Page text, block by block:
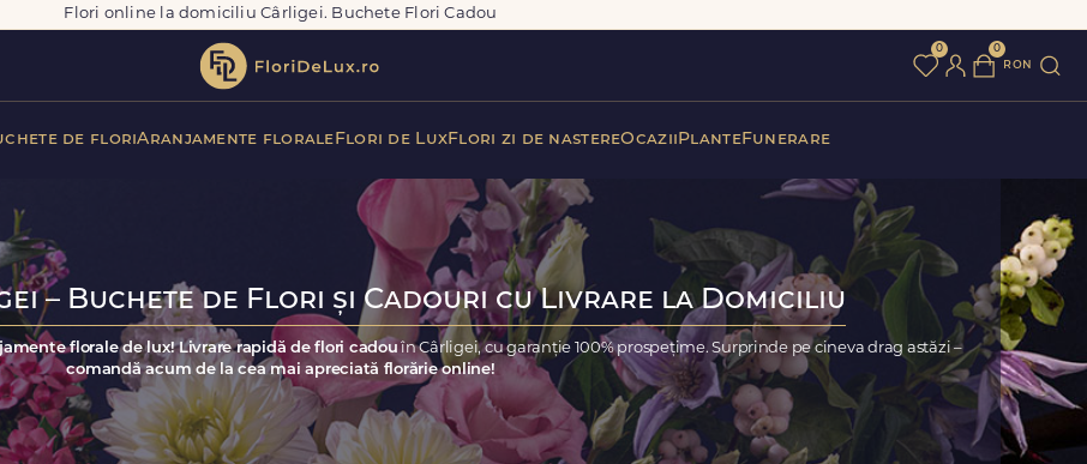
Flori online la domiciliu Cârligei. Buchete Flori Cadou
0 0
ron
de floriAranjamente florale Flori de LuxFlori zi de nastereOcazii PlanteFunerare
– Buchete de Flori și Cadouri cu Livrare la Domiciliu
florale de lux! Livrare rapidă de flori cadou în Cârligei, cu garanție 100% prospețime. Surprinde pe cineva drag astăzi –
comandă acum de la cea mai apreciată florărie online!